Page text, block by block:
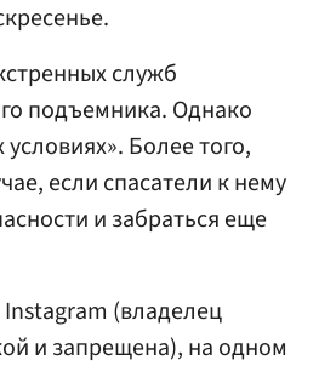
служб
подъемника. Однако
Более того,
если спасатели к нему
и забраться еще
(владелец
и запрещена), на одном